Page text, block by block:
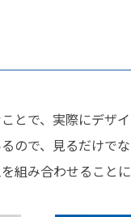
で、実際にデザイ
で、見るだけでな
み合わせること